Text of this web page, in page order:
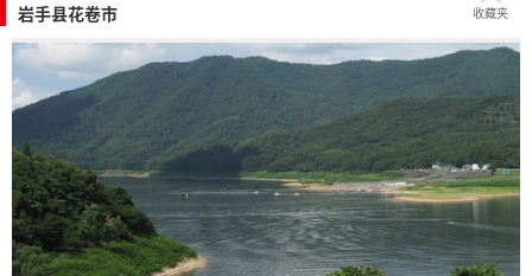
岩手县花卷市 收藏夹